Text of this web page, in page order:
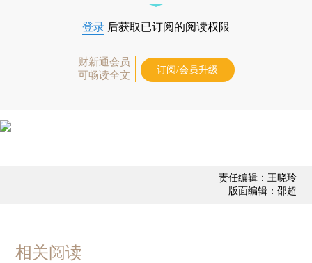
登录 后获取已订阅的阅读权限
财新通会员
可畅读全文
订阅/会员升级
责任编辑：王晓玲
版面编辑：邵超
相关阅读